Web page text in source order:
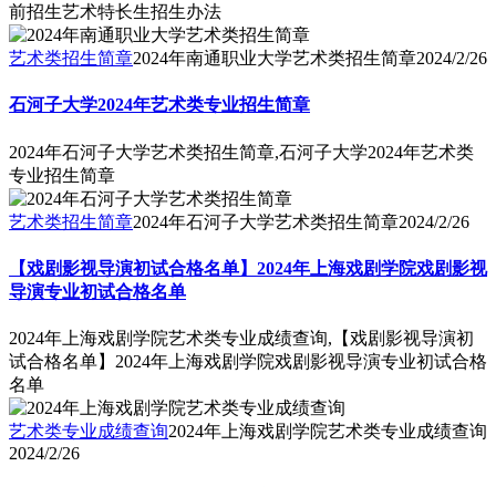
前招生艺术特长生招生办法
艺术类招生简章2024年南通职业大学艺术类招生简章2024/2/26
石河子大学2024年艺术类专业招生简章
2024年石河子大学艺术类招生简章,石河子大学2024年艺术类
专业招生简章
艺术类招生简章2024年石河子大学艺术类招生简章2024/2/26
【戏剧影视导演初试合格名单】2024年上海戏剧学院戏剧影视
导演专业初试合格名单
2024年上海戏剧学院艺术类专业成绩查询,【戏剧影视导演初
试合格名单】2024年上海戏剧学院戏剧影视导演专业初试合格
名单
艺术类专业成绩查询2024年上海戏剧学院艺术类专业成绩查询
2024/2/26